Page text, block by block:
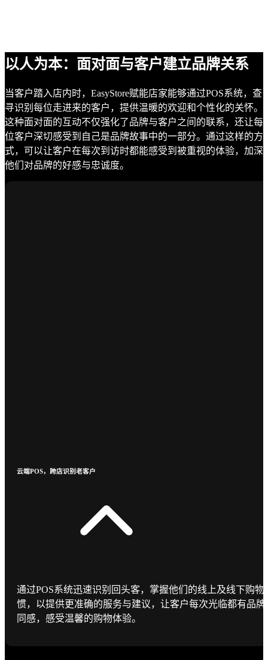
以人为本：面对面与客户建立品牌关系
当客户踏入店内时，EasyStore赋能店家能够通过POS系统，查
寻识别每位走进来的客户，提供温暖的欢迎和个性化的关怀。
这种面对面的互动不仅强化了品牌与客户之间的联系，还让每
位客户深切感受到自己是品牌故事中的一部分。通过这样的方
式，可以让客户在每次到访时都能感受到被重视的体验，加深
他们对品牌的好感与忠诚度。
云端POS，跨店识别老客户
通过POS系统迅速识别回头客，掌握他们的线上及线下购物
惯，以提供更准确的服务与建议，让客户每次光临都有品牌
同感，感受温馨的购物体验。